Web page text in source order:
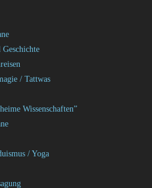
/ Tattwas
Wissenschaften”
/ Yoga